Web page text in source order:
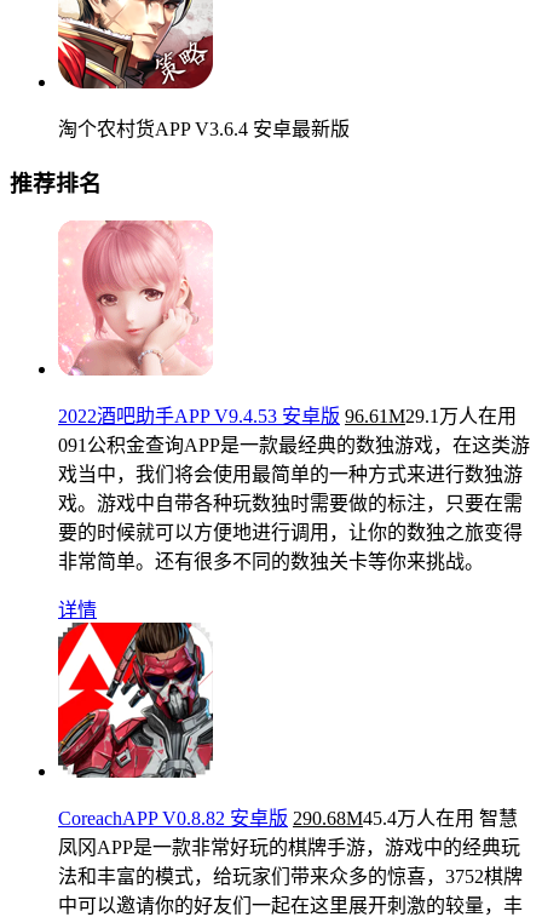
淘个农村货APP V3.6.4 安卓最新版
推荐排名
2022酒吧助手APP V9.4.53 安卓版 96.61M29.1万人在用
091公积金查询APP是一款最经典的数独游戏，在这类游
戏当中，我们将会使用最简单的一种方式来进行数独游
戏。游戏中自带各种玩数独时需要做的标注，只要在需
要的时候就可以方便地进行调用，让你的数独之旅变得
非常简单。还有很多不同的数独关卡等你来挑战。
详情
CoreachAPP V0.8.82 安卓版 290.68M45.4万人在用 智慧
凤冈APP是一款非常好玩的棋牌手游，游戏中的经典玩
法和丰富的模式，给玩家们带来众多的惊喜，3752棋牌
中可以邀请你的好友们一起在这里展开刺激的较量，丰